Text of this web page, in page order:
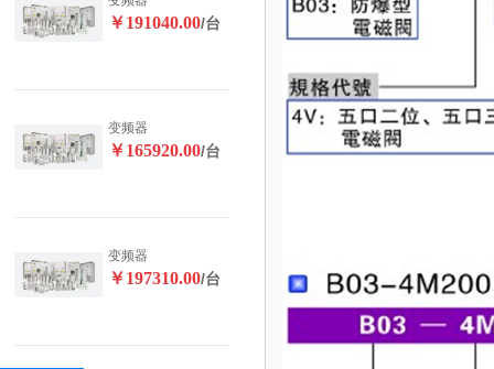
￥191040.00/台
变频器
￥165920.00/台
变频器
￥197310.00/台